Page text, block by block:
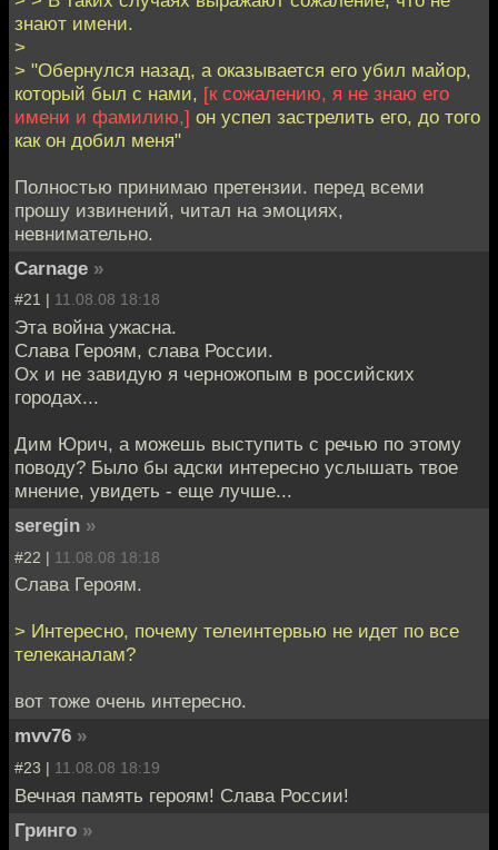
знают имени.
>
> "Обернулся назад, а оказывается его убил майор,
который был с нами, [к сожалению, я не знаю его
имени и фамилию,] он успел застрелить его, до того
как он добил меня"
Полностью принимаю претензии. перед всеми
прошу извинений, читал на эмоциях,
невнимательно.
Carnage »
#21 | 11.08.08 18:18
Эта война ужасна.
Слава Героям, слава России.
Ох и не завидую я черножопым в российских
городах...
Дим Юрич, а можешь выступить с речью по этому
поводу? Было бы адски интересно услышать твое
мнение, увидеть - еще лучше...
seregin »
#22 | 11.08.08 18:18
Слава Героям.
> Интересно, почему телеинтервью не идет по все
телеканалам?
вот тоже очень интересно.
mvv76 »
#23 | 11.08.08 18:19
Вечная память героям! Слава России!
Гринго »